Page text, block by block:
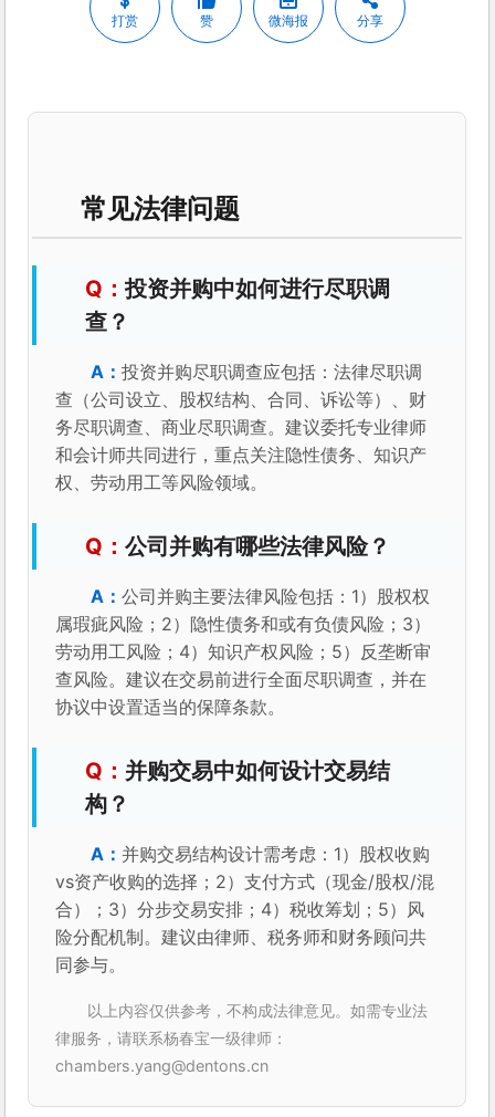
打赏 赞 微海报 分享
常见法律问题
投资并购中如何进行尽职调
查？
投资并购尽职调查应包括：法律尽职调
查（公司设立、股权结构、合同、诉讼等）、财
务尽职调查、商业尽职调查。建议委托专业律师
和会计师共同进行，重点关注隐性债务、知识产
权、劳动用工等风险领域。
公司并购有哪些法律风险？
公司并购主要法律风险包括：1）股权权
属瑕疵风险；2）隐性债务和或有负债风险；3）
劳动用工风险；4）知识产权风险；5）反垄断审
查风险。建议在交易前进行全面尽职调查，并在
协议中设置适当的保障条款。
并购交易中如何设计交易结
构？
并购交易结构设计需考虑：1）股权收购
vs资产收购的选择；2）支付方式（现金/股权/混
合）；3）分步交易安排；4）税收筹划；5）风
险分配机制。建议由律师、税务师和财务顾问共
同参与。
以上内容仅供参考，不构成法律意见。如需专业法
律服务，请联系杨春宝一级律师：
chambers.yang@dentons.cn